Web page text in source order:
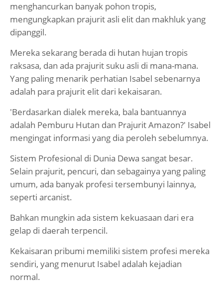
menghancurkan banyak pohon tropis,
mengungkapkan prajurit asli elit dan makhluk yang
dipanggil.
Mereka sekarang berada di hutan hujan tropis
raksasa, dan ada prajurit suku asli di mana-mana.
Yang paling menarik perhatian Isabel sebenarnya
adalah para prajurit elit dari kekaisaran.
'Berdasarkan dialek mereka, bala bantuannya
adalah Pemburu Hutan dan Prajurit Amazon?' Isabel
mengingat informasi yang dia peroleh sebelumnya.
Sistem Profesional di Dunia Dewa sangat besar.
Selain prajurit, pencuri, dan sebagainya yang paling
umum, ada banyak profesi tersembunyi lainnya,
seperti arcanist.
Bahkan mungkin ada sistem kekuasaan dari era
gelap di daerah terpencil.
Kekaisaran pribumi memiliki sistem profesi mereka
sendiri, yang menurut Isabel adalah kejadian
normal.